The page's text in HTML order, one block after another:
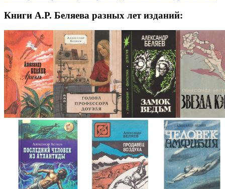
Книги А.Р. Беляева разных лет изданий: